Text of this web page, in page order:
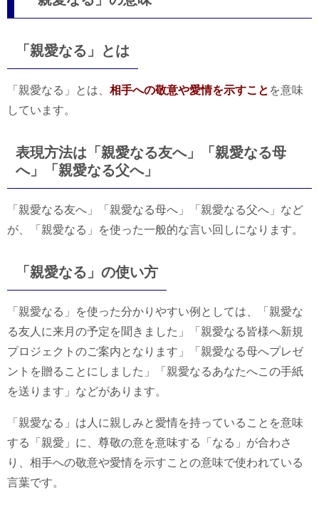
「親愛なる」とは
「親愛なる」とは、 相手への敬意や愛情を示すこと を意味
しています。
表現方法は「親愛なる友へ」「親愛なる母
へ」「親愛なる父へ」
「親愛なる友へ」「親愛なる母へ」「親愛なる父へ」など
が、「親愛なる」を使った一般的な言い回しになります。
「親愛なる」の使い方
「親愛なる」を使った分かりやすい例としては、「親愛な
る友人に来月の予定を聞きました」「親愛なる皆様へ新規
プロジェクトのご案内となります」「親愛なる母へプレゼ
ントを贈ることにしました」「親愛なるあなたへこの手紙
を送ります」などがあります。
「親愛なる」は人に親しみと愛情を持っていることを意味
する「親愛」に、尊敬の意を意味する「なる」が合わさ
り、相手への敬意や愛情を示すことの意味で使われている
言葉です。